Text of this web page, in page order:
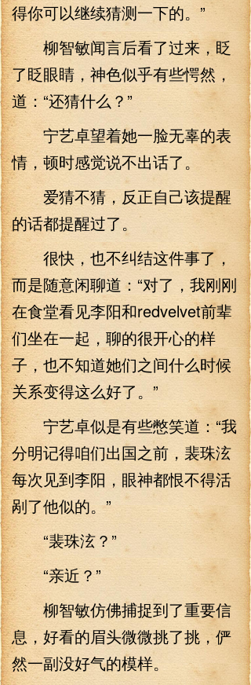
得你可以继续猜测一下的。”
柳智敏闻言后看了过来，眨
了眨眼睛，神色似乎有些愕然，
道：“还猜什么？”
宁艺卓望着她一脸无辜的表
情，顿时感觉说不出话了。
爱猜不猜，反正自己该提醒
的话都提醒过了。
很快，也不纠结这件事了，
而是随意闲聊道：“对了，我刚刚
在食堂看见李阳和redvelvet前辈
们坐在一起，聊的很开心的样
子，也不知道她们之间什么时候
关系变得这么好了。”
宁艺卓似是有些憋笑道：“我
分明记得咱们出国之前，裴珠泫
每次见到李阳，眼神都恨不得活
剐了他似的。”
“裴珠泫？”
“亲近？”
柳智敏仿佛捕捉到了重要信
息，好看的眉头微微挑了挑，俨
然一副没好气的模样。